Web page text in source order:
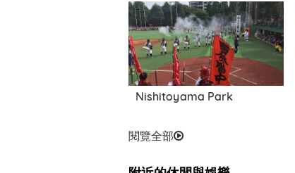
Nishitoyama Park
閱覽全部